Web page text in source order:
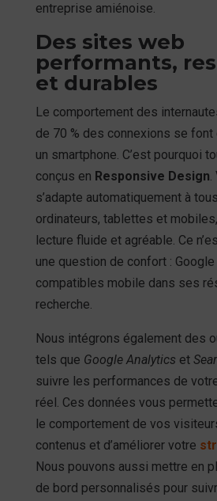
entreprise amiénoise.
Des sites web
performants,
et durables
Le comportement des
de 70 % des connexions se
un smartphone. C’est pourquoi
conçus en Responsive Design.
s’adapte automatiquement à
ordinateurs, tablettes et
lecture fluide et agréable. Ce
une question de confort :
compatibles mobile dans ses
recherche.
Nous intégrons également des
tels que Google Analytics et
suivre les performances de
réel. Ces données vous
le comportement de vos
contenus et d’améliorer votre
Nous pouvons aussi mettre en
de bord personnalisés pour